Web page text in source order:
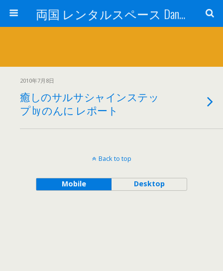
両国 レンタルスペース Dance Studio Happy Turn (ダンススタジオ ハッピーターン)
2010年7月8日
癒しのサルサシャインステッ
プ by のんに レポート
Back to top
Mobile Desktop